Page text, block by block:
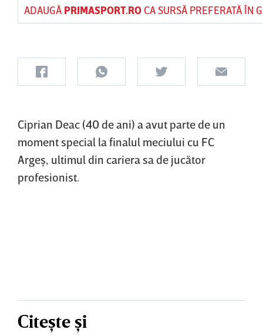
ADAUGĂ PRIMASPORT.ROCA SURSĂ PREFERATĂ ÎN
Ciprian Deac (40 de ani) a avut parte de un
moment special la finalul meciului cu FC
Argeş, ultimul din cariera sa de jucător
profesionist.
Citește și